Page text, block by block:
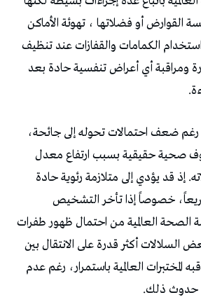
القوارض أو فضلاتها ، تهوئة الأماكن
الكمامات والقفازات عند تنظيف
ومراقبة أي أعراض تنفسية حادة بعد
رغم ضعف احتمالات تحوله إلى جائحة،
صحية حقيقية بسبب ارتفاع معدل
إذ قد يؤدي إلى متلازمة رئوية حادة
خصوصاً إذا تأخر التشخيص
الصحة العالمية من احتمال ظهور طفرات
أكثر قدرة على الانتقال بين
المختبرات العالمية باستمرار، رغم عدم
حدوث ذلك.